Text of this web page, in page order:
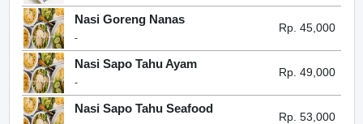
Nasi Goreng Nanas
-
Rp. 45,000
Nasi Sapo Tahu Ayam
-
Rp. 49,000
Nasi Sapo Tahu Seafood
Rp. 53,000